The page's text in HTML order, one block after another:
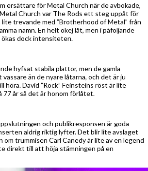
ersättare för Metal Church när de avbokade,
Church var The Rods ett steg uppåt för
trevande med ”Brotherhood of Metal” från
namn. En helt okej låt, men i påföljande
ökas dock intensiteten.
hyfsat stabila plattor, men de gamla
än de nyare låtarna, och det är ju
höra. David ”Rock” Feinsteins röst är lite
77 år så det är honom förlåtet.
och publikresponsen är goda
aldrig riktig lyfter. Det blir lite avslaget
trummisen Carl Canedy är lite av en legend
direkt till att höja stämningen på en